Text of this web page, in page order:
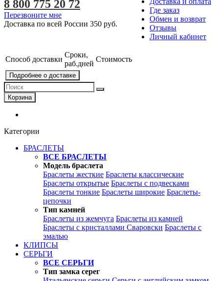
Где заказ
Обмен и возврат
Отзывы
Личный кабинет
8 800 775 20 72
Перезвоните мне
Доставка по всей России 350 руб.
Способ доставки
Сроки,
раб.дней
Стоимость
Подробнее о доставке
Корзина
Категории
БРАСЛЕТЫ
ВСЕ БРАСЛЕТЫ
Модель браслета
Браслеты жесткие Браслеты классические
Браслеты открытые Браслеты с подвесками
Браслеты тонкие Браслеты широкие Браслеты-
цепочки
Тип камней
Браслеты из жемчуга Браслеты из камней
Браслеты с кристаллами Сваровски Браслеты с
эмалью
КЛИПСЫ
СЕРЬГИ
ВСЕ СЕРЬГИ
Тип замка серег